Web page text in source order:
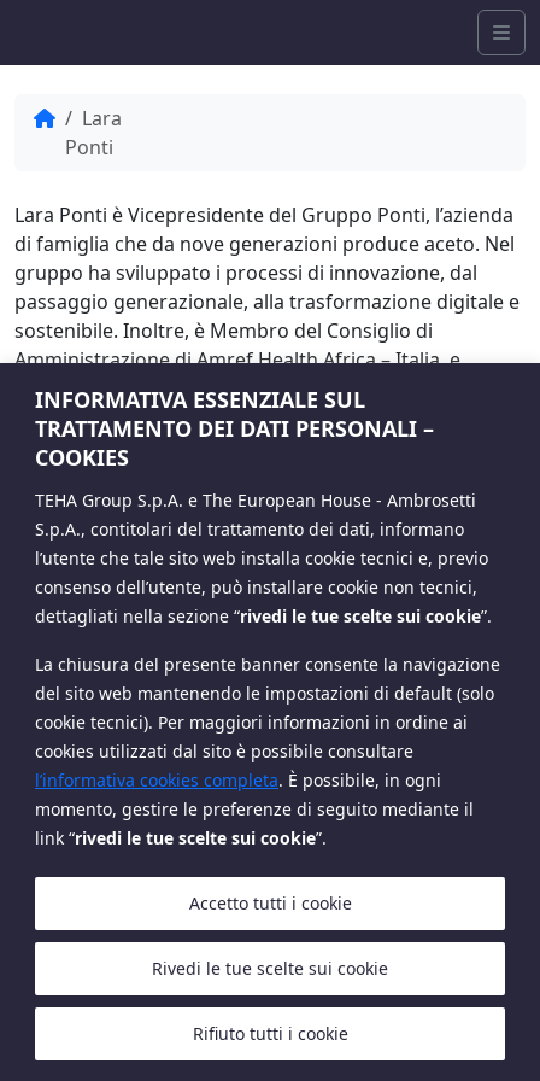
INFORMATIVA ESSENZIALE SUL
TRATTAMENTO DEI DATI PERSONALI –
COOKIES
TEHA Group S.p.A. e The European House - Ambrosetti
S.p.A., contitolari del trattamento dei dati, informano
l’utente che tale sito web installa cookie tecnici e, previo
consenso dell’utente, può installare cookie non tecnici,
dettagliati nella sezione “rivedi le tue scelte sui cookie”.
La chiusura del presente banner consente la navigazione
del sito web mantenendo le impostazioni di default (solo
cookie tecnici). Per maggiori informazioni in ordine ai
cookies utilizzati dal sito è possibile consultare
l’informativa cookies completa. È possibile, in ogni
momento, gestire le preferenze di seguito mediante il
link “rivedi le tue scelte sui cookie”.
Rivedi le tue scelte sui cookie
Rifiuto tutti i cookie
Accetto tutti i cookie
Home
Lara
Ponti
Lara Ponti è Vicepresidente del Gruppo Ponti, l’azienda
di famiglia che da nove generazioni produce aceto. Nel
gruppo ha sviluppato i processi di innovazione, dal
passaggio generazionale, alla trasformazione digitale e
sostenibile. Inoltre, è Membro del Consiglio di
Amministrazione di Amref Health Africa – Italia, e
Vicepresidente di Confindustria alla Transizione
Ambientale e agli Obiettivi ESG, dal 2024. Ha iniziato la
sua carriera lavorando nel Terzo Settore, come
Massimiliano
Nitti
Chiara
Mastrotto
Copyright The European House - Ambrosetti - Ottobre
Cookies Privacy Policy